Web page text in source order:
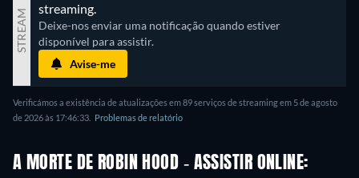
STREAM
streaming.
Deixe-nos enviar uma notificação quando estiver
disponível para assistir.
Avise-me
Verificámos a existência de atualizações em 89 serviços de streaming em 5 de agosto
de 2026 às 17:46:33.
Problemas de relatório
A MORTE DE ROBIN HOOD - ASSISTIR ONLINE: